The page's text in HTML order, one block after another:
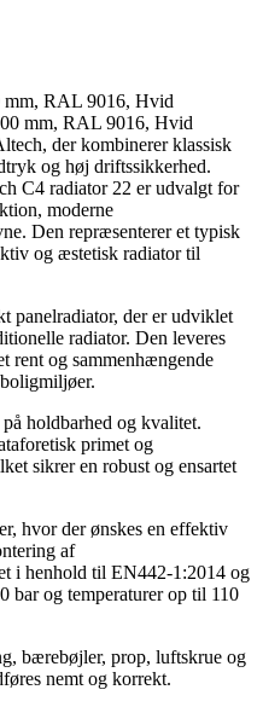
mm, RAL 9016, Hvid
der kombinerer klassisk
og høj driftssikkerhed.
C4 radiator 22 er udvalgt for
moderne
Den repræsenterer et typisk
og æstetisk radiator til
panelradiator, der er udviklet
radiator. Den leveres
rent og sammenhængende
holdbarhed og kvalitet.
primet og
sikrer en robust og ensartet
hvor der ønskes en effektiv
af
i henhold til EN442-1:2014 og
bar og temperaturer op til 110
bærebøjler, prop, luftskrue og
nemt og korrekt.